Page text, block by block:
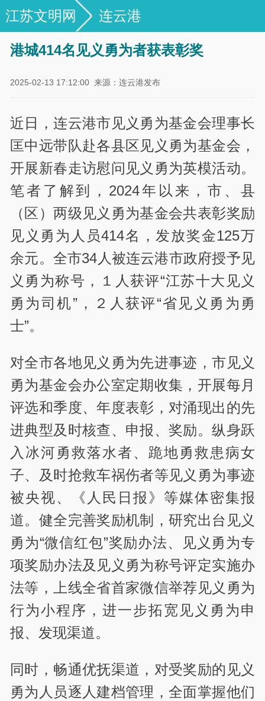
江苏文明网 连云港
港城414名见义勇为者获表彰奖
2025-02-13 17:12:00 来源：连云港发布
近日，连云港市见义勇为基金会理事长
匡中远带队赴各县区见义勇为基金会，
开展新春走访慰问见义勇为英模活动。
笔者了解到，2024年以来，市、县
（区）两级见义勇为基金会共表彰奖励
见义勇为人员414名，发放奖金125万
余元。全市34人被连云港市政府授予见
义勇为称号，１人获评“江苏十大见义
勇为司机”，２人获评“省见义勇为勇
士”。
对全市各地见义勇为先进事迹，市见义
勇为基金会办公室定期收集，开展每月
评选和季度、年度表彰，对涌现出的先
进典型及时核查、申报、奖励。纵身跃
入冰河勇救落水者、跪地勇救患病女
子、及时抢救车祸伤者等见义勇为事迹
被央视、《人民日报》等媒体密集报
道。健全完善奖励机制，研究出台见义
勇为“微信红包”奖励办法、见义勇为专
项奖励办法及见义勇为称号评定实施办
法等，上线全省首家微信举荐见义勇为
行为小程序，进一步拓宽见义勇为申
报、发现渠道。
同时，畅通优抚渠道，对受奖励的见义
勇为人员逐人建档管理，全面掌握他们